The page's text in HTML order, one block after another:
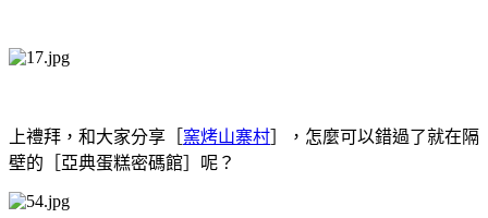
上禮拜，和大家分享［ 窯烤山寨村 ］，怎麼可以錯過了就在隔
壁的［亞典蛋糕密碼館］呢？